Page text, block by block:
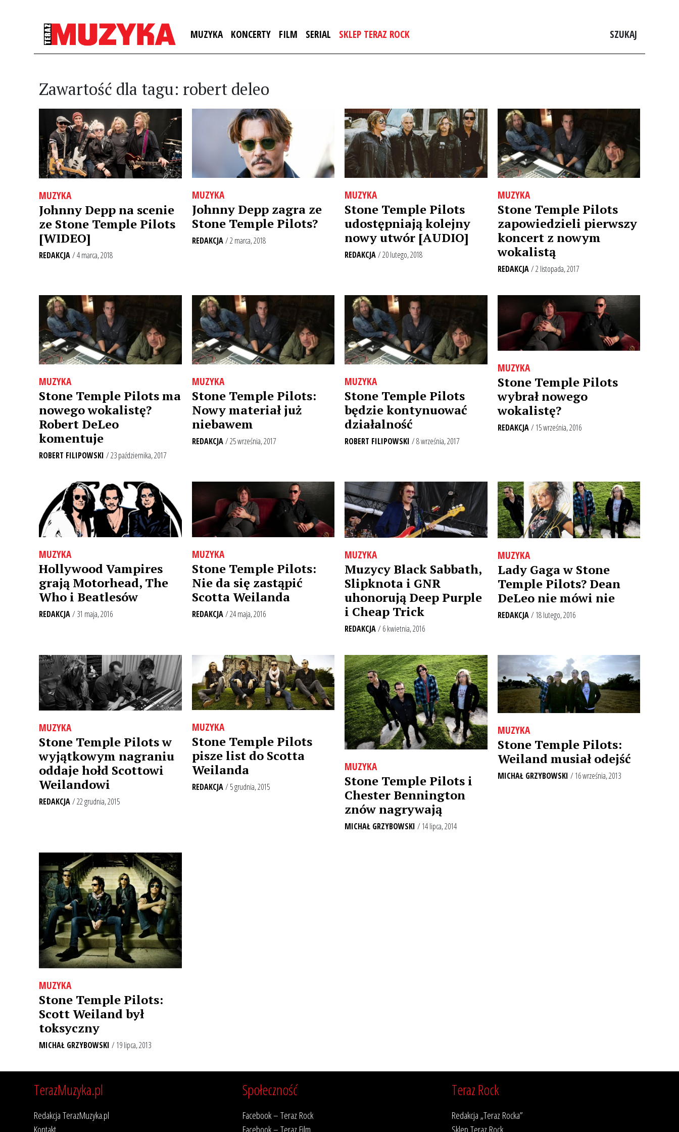
MUZYKA KONCERTY FILM SERIAL SKLEP TERAZ ROCK SZUKAJ
Zawartość dla tagu: robert deleo
MUZYKA
Johnny Depp na scenie
ze Stone Temple Pilots
[WIDEO]
REDAKCJA/ 4 marca, 2018
MUZYKA
Johnny Depp zagra ze
Stone Temple Pilots?
REDAKCJA / 2 marca, 2018
MUZYKA
Stone Temple Pilots
udostępniają kolejny
nowy utwór [AUDIO]
REDAKCJA/ 20 lutego, 2018
MUZYKA
Stone Temple Pilots
zapowiedzieli pierwszy
koncert z nowym
wokalistą
REDAKCJA / 2 listopada, 2017
MUZYKA
Stone Temple Pilots ma
nowego wokalistę?
Robert DeLeo
komentuje
ROBERT FILIPOWSKI / 23 października, 2017
MUZYKA
Stone Temple Pilots:
Nowy materiał już
niebawem
REDAKCJA / 25 września, 2017
MUZYKA
Stone Temple Pilots
będzie kontynuować
działalność
ROBERT FILIPOWSKI / 8 września, 2017
MUZYKA
Stone Temple Pilots
wybrał nowego
wokalistę?
REDAKCJA / 15 września, 2016
MUZYKA
Hollywood Vampires
grają Motorhead, The
Who i Beatlesów
REDAKCJA/ 31 maja, 2016
MUZYKA
Stone Temple Pilots:
Nie da się zastąpić
Scotta Weilanda
REDAKCJA / 24 maja, 2016
MUZYKA
Muzycy Black Sabbath,
Slipknota i GNR
uhonorują Deep Purple
i Cheap Trick
REDAKCJA/ 6 kwietnia, 2016
MUZYKA
Lady Gaga w Stone
Temple Pilots? Dean
DeLeo nie mówi nie
REDAKCJA / 18 lutego, 2016
MUZYKA
Stone Temple Pilots w
wyjątkowym nagraniu
oddaje hołd Scottowi
Weilandowi
REDAKCJA/ 22 grudnia, 2015
MUZYKA
Stone Temple Pilots
pisze list do Scotta
Weilanda
REDAKCJA / 5 grudnia, 2015
MUZYKA
Stone Temple Pilots i
Chester Bennington
znów nagrywają
MICHAŁ GRZYBOWSKI / 14 lipca, 2014
MUZYKA
Stone Temple Pilots:
Weiland musiał odejść
MICHAŁ GRZYBOWSKI / 16 września, 2013
MUZYKA
Stone Temple Pilots:
Scott Weiland był
toksyczny
MICHAŁ GRZYBOWSKI / 19 lipca, 2013
TerazMuzyka.pl
Redakcja TerazMuzyka.pl
Społeczność
Facebook – Teraz Rock
Teraz Rock
Redakcja „Teraz Rocka”